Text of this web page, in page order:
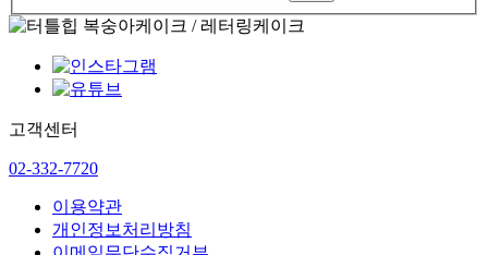
고객센터
02-332-7720
이용약관
개인정보처리방침